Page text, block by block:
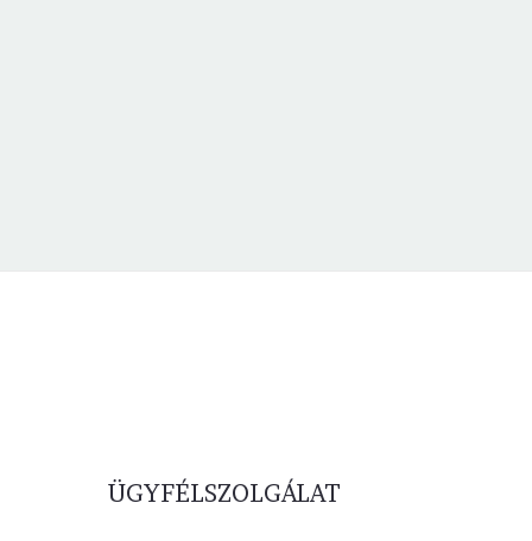
ÜGYFÉLSZOLGÁLAT